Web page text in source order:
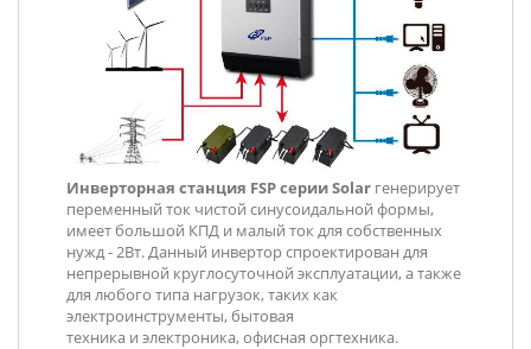
Инверторная станция FSP серии Solar генерирует
переменный ток чистой синусоидальной формы,
имеет большой КПД и малый ток для собственных
нужд - 2Вт. Данный инвертор спроектирован для
непрерывной круглосуточной эксплуатации, а также
для любого типа нагрузок, таких как
электроинструменты, бытовая
техника и электроника, офисная оргтехника.